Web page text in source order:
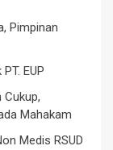
Pimpinan
EUP
Mahakam
Medis RSUD